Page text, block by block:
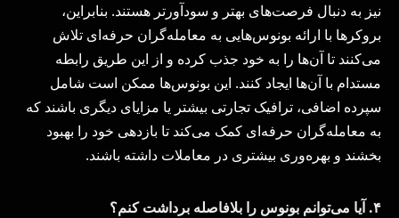
نیز به دنبال فرصت‌های بهتر و سودآورتر هستند. بنابراین،
بروکرها با ارائه بونوس‌هایی به معامله‌گران حرفه‌ای تلاش
می‌کنند تا آن‌ها را به خود جذب کرده و از این طریق رابطه
مستدام با آن‌ها ایجاد کنند. این بونوس‌ها ممکن است شامل
سپرده اضافی، ترافیک تجارتی بیشتر یا مزایای دیگری باشند که
به معامله‌گران حرفه‌ای کمک می‌کند تا بازدهی خود را بهبود
بخشند و بهره‌وری بیشتری در معاملات داشته باشند.
۴. آیا می‌توانم بونوس را بلافاصله برداشت کنم؟